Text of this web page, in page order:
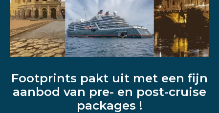
Footprints pakt uit met een fijn
aanbod van pre- en post-cruise
packages !